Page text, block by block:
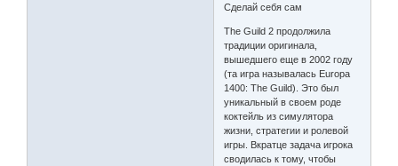
Сделай себя сам
The Guild 2 продолжила
традиции оригинала,
вышедшего еще в 2002 году
(та игра называлась Europa
1400: The Guild). Это был
уникальный в своем роде
коктейль из симулятора
жизни, стратегии и ролевой
игры. Вкратце задача игрока
сводилась к тому, чтобы